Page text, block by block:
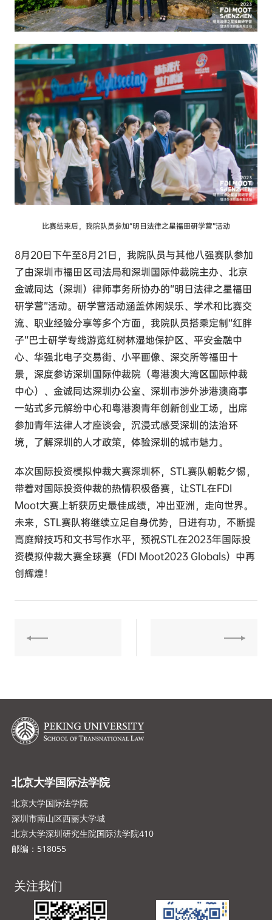
比赛结束后，我院队员参加“明日法律之星福田研学营”活动
8月20日下午至8月21日，我院队员与其他八强赛队参加
了由深圳市福田区司法局和深圳国际仲裁院主办、北京
金诚同达（深圳）律师事务所协办的“明日法律之星福田
研学营”活动。研学营活动涵盖休闲娱乐、学术和比赛交
流、职业经验分享等多个方面，我院队员搭乘定制“红胖
子”巴士研学专线游览红树林湿地保护区、平安金融中
心、华强北电子交易街、小平画像、深交所等福田十
景，深度参访深圳国际仲裁院（粤港澳大湾区国际仲裁
中心）、金诚同达深圳办公室、深圳市涉外涉港澳商事
一站式多元解纷中心和粤港澳青年创新创业工场，出席
参加青年法律人才座谈会，沉浸式感受深圳的法治环
境，了解深圳的人才政策，体验深圳的城市魅力。
本次国际投资模拟仲裁大赛深圳杯，STL赛队朝乾夕惕，
带着对国际投资仲裁的热情积极备赛，让STL在FDI
Moot大赛上斩获历史最佳成绩，冲出亚洲，走向世界。
未来，STL赛队将继续立足自身优势，日进有功，不断提
高庭辩技巧和文书写作水平，预祝STL在2023年国际投
资模拟仲裁大赛全球赛（FDI Moot2023 Globals）中再
创辉煌！
北京大学国际法学院
北京大学国际法学院
深圳市南山区西丽大学城
北京大学深圳研究生院国际法学院410
邮编：518055
关注我们